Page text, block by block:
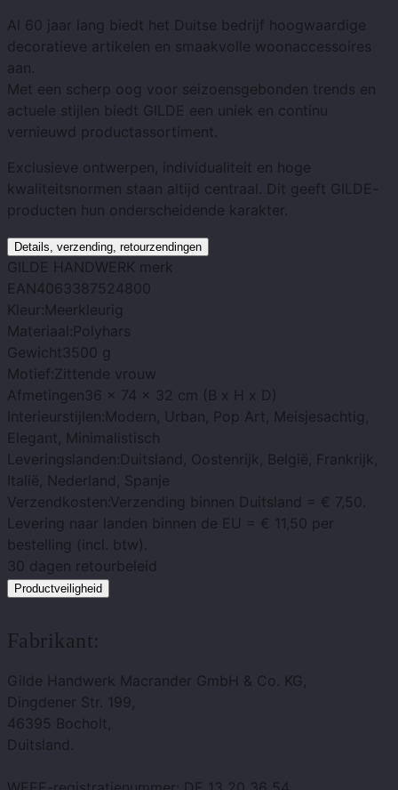
Al 60 jaar lang biedt het Duitse bedrijf hoogwaardige
decoratieve artikelen en smaakvolle woonaccessoires
aan.
Met een scherp oog voor seizoensgebonden trends en
actuele stijlen biedt GILDE een uniek en continu
vernieuwd productassortiment.
Exclusieve ontwerpen, individualiteit en hoge
kwaliteitsnormen staan ​​altijd centraal. Dit geeft GILDE-
producten hun onderscheidende karakter.
Details, verzending, retourzendingen
GILDE HANDWERK merk
EAN4063387524800
Kleur:Meerkleurig
Materiaal:Polyhars
Gewicht3500 g
Motief:Zittende vrouw
Afmetingen36 x 74 x 32 cm (B x H x D)
Interieurstijlen:Modern, Urban, Pop Art, Meisjesachtig,
Elegant, Minimalistisch
Leveringslanden:Duitsland, Oostenrijk, België, Frankrijk,
Italië, Nederland, Spanje
Verzendkosten:Verzending binnen Duitsland = € 7,50.
Levering naar landen binnen de EU = € 11,50 per
bestelling (incl. btw).
30 dagen retourbeleid
Productveiligheid
Fabrikant:
Gilde Handwerk Macrander GmbH & Co. KG,
Dingdener Str. 199,
46395 Bocholt,
Duitsland.